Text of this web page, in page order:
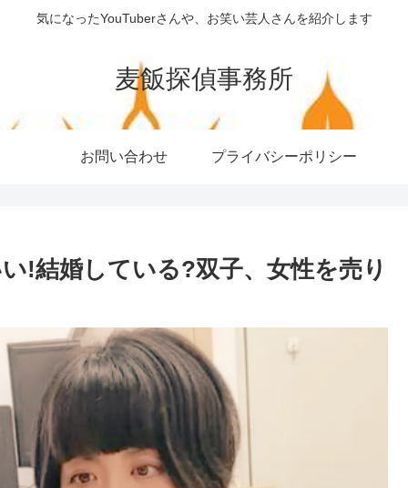
気になったYouTuberさんや、お笑い芸人さんを紹介します
麦飯探偵事務所
お問い合わせ プライバシーポリシー
!結婚している?双子、女性を売り